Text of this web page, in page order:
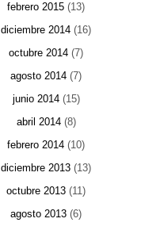
febrero 2015 (13)
diciembre 2014 (16)
octubre 2014 (7)
agosto 2014 (7)
junio 2014(15)
abril 2014(8)
febrero 2014 (10)
diciembre 2013 (13)
octubre 2013 (11)
agosto 2013 (6)